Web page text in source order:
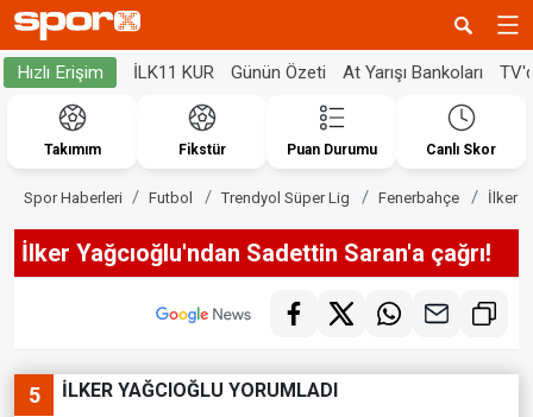
Hızlı Erişim İLK11 KUR Günün Özeti At Yarışı Bankoları
Takımım Fikstür Puan Durumu Canlı Skor
Spor Haberleri Futbol Trendyol Süper Lig Fenerbahçe İlker
İlker Yağcıoğlu'ndan Sadettin Saran'a çağrı!
5 İLKER YAĞCIOĞLU YORUMLADI